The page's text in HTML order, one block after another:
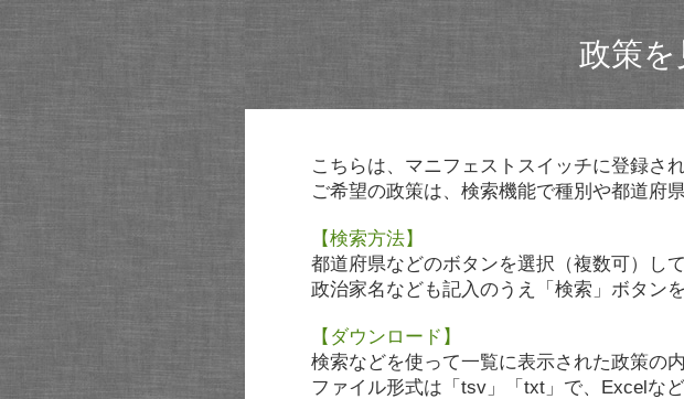
政策を
こちらは、マニフェストスイッチに登録さ
ご希望の政策は、検索機能で種別や都道府
【検索方法】
都道府県などのボタンを選択（複数可）し
政治家名なども記入のうえ「検索」ボタン
【ダウンロード】
検索などを使って一覧に表示された政策の
ファイル形式は「tsv」「txt」で、Excelな